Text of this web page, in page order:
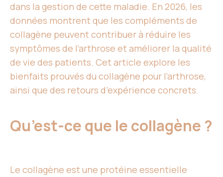
dans la gestion de cette maladie. En 2026, les
données montrent que les compléments de
collagène peuvent contribuer à réduire les
symptômes de l’arthrose et améliorer la qualité
de vie des patients. Cet article explore les
bienfaits prouvés du collagène pour l’arthrose,
ainsi que des retours d’expérience concrets.
Qu’est-ce que le collagène ?
Le collagène est une protéine essentielle